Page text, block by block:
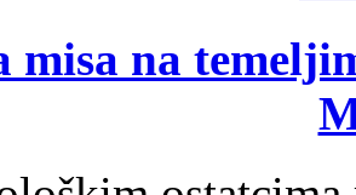
misa na